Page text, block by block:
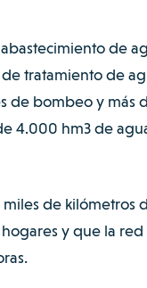
de
tratamiento de
de bombeo y más
4.000 hm3 de
de kilómetros
y que la